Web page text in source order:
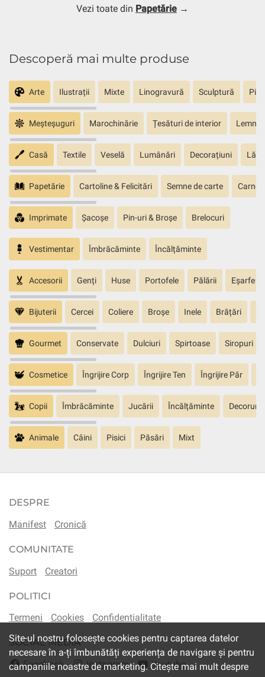
Vezi toate din Papetărie →
Descoperă mai multe produse
Arte Ilustrații Mixte Linogravură Sculptură
Meșteșuguri Marochinărie Țesături de interior Lemn
Casă Textile Veselă Lumânări Decorațiuni
Papetărie Cartoline & Felicitări Semne de carte
Imprimate Șacoșe Pin-uri & Broșe Brelocuri
Vestimentar Îmbrăcăminte Încălțăminte
Accesorii Genți Huse Portofele Pălării Eșarfe
Bijuterii Cercei Coliere Broșe Inele Brățări
Gourmet Conservate Dulciuri Spirtoase Siropuri
Cosmetice Îngrijire Corp Îngrijire Ten Îngrijire Păr
Copii Îmbrăcăminte Jucării Încălțăminte Decoruri
Animale Câini Pisici Păsări Mixt
DESPRE
Manifest
Cronică
COMUNITATE
Suport
Creatori
POLITICI
Termeni
Cookies Confidentialitate
SOCIAL MEDIA
Facebook
Instagram Youtube
Site-ul nostru folosește cookies pentru captarea datelor
necesare în a-ți îmbunătăți experiența de navigare și pentru
campaniile noastre de marketing. Citește mai mult despre